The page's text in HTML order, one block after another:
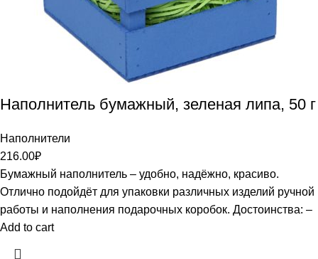
Наполнитель бумажный, зеленая липа, 50 г
Наполнители
216.00₽
Бумажный наполнитель – удобно, надёжно, красиво.
Отлично подойдёт для упаковки различных изделий ручной
работы и наполнения подарочных коробок. Достоинства: –
Add to cart